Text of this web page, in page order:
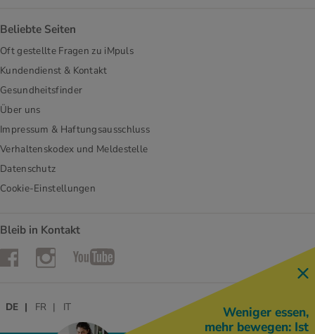
Beliebte Seiten
Oft gestellte Fragen zu iMpuls
Kundendienst & Kontakt
Gesundheitsfinder
Über uns
Impressum & Haftungsausschluss
Verhaltenskodex und Meldestelle
Datenschutz
Cookie-Einstellungen
Bleib in Kontakt
FacebookInstagramYouTube
DE FR IT
Weniger essen,
mehr bewegen: Ist